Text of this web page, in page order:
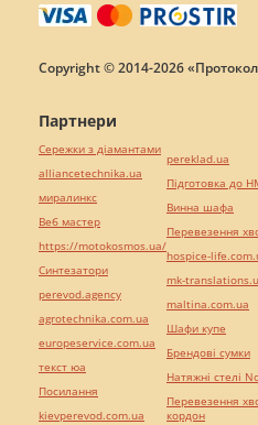
Copyright © 2014-2026
Партнери
Сережки з діамантами
alliancetechnika.ua
миралинкс
Веб мастер
https://motokosmos.ua/
Синтезатори
perevod.agency
agrotechnika.com.ua
europeservice.com.ua
текст юа
Посилання
kievperevod.com.ua
pereklad.ua
Підготовка до
Винна шафа
Перевезення
hospice-
mk-
maltina.com.ua
Шафи купе
Брендові сумки
Натяжні стелі
Перевезення
кордон